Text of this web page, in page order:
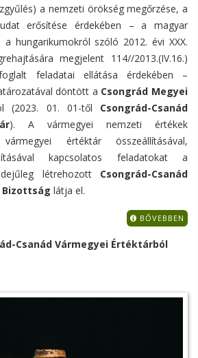
a nemzeti örökség megőrzése, a
erősítése érdekében – a magyar
hungarikumokról szóló 2012. évi XXX.
megjelent 114//2013.(IV.16.)
feladatai ellátása érdekében –
döntött a Csongrád Megyei
(2023. 01. 01-től Csongrád-Csanád
). A vármegyei nemzeti értékek
értéktár összeállításával,
kapcsolatos feladatokat a
létrehozott Csongrád-Csanád
látja el.
BŐVEBBEN
Csanád Vármegyei Értéktárból